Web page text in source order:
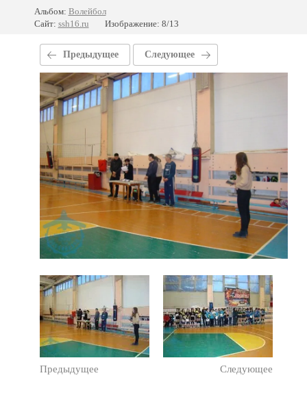
Альбом: Волейбол
Сайт: ssh16.ru Изображение: 8/13
Предыдущее Следующее
Предыдущее Следующее